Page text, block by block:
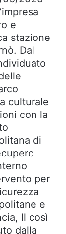
e
stazione
Dal
culturale
con la
di
per
e
Il così
dalla